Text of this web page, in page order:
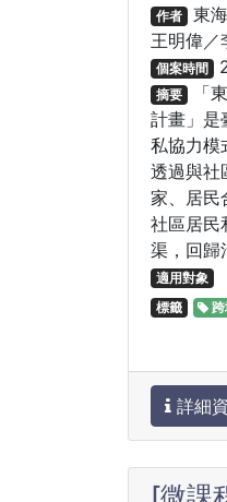
作者 東海
王明偉／
個案時間
摘要 「
計畫」是
私協力模
透過與社
家、居民
社區居民
渠，回歸
適用對象
標籤
詳細